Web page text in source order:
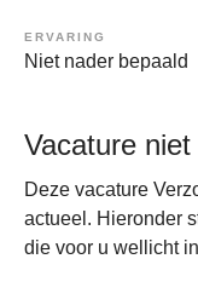
ERVARING
Niet nader bepaald
Vacature
Deze vacature
actueel. Hieronder
die voor u wellicht